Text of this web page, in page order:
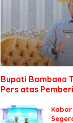
Bupati Bombana
Pers atas